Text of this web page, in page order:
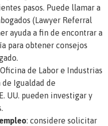
pasos. Puede
llamar a
(Lawyer Referral
ayuda a fin de encontrar a
para obtener consejos
Oficina de Labor e Industrias
Igualdad de
UU. pueden investigar y
: considere solicitar